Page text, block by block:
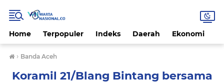
Home Terpopuler Indeks Daerah Ekonomi
› Banda Aceh
Koramil 21/Blang Bintang bersama